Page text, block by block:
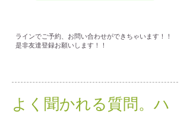
ラインでご予約、お問い合わせができちゃいます！！
是非友達登録お願いします！！
よく聞かれる質問。ハ